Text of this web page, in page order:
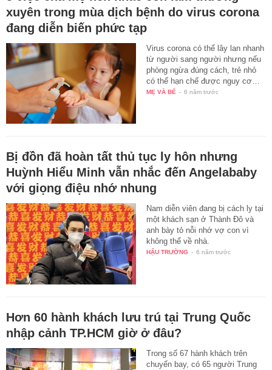
xuyên trong mùa dịch bệnh do virus corona
đang diễn biến phức tạp
Virus corona có thể lây lan nhanh
từ người sang người nhưng nếu
phòng ngừa đúng cách, trẻ nhỏ
có thể hạn chế được nguy cơ…
MẸ VÀ BÉ - 6 năm trước
Bị đồn đã hoàn tất thủ tục ly hôn nhưng
Huỳnh Hiểu Minh vẫn nhắc đến Angelababy
với giọng điệu nhớ nhung
Nam diễn viên đang bị cách ly tại
một khách sạn ở Thành Đô và
anh bày tỏ nỗi nhớ vợ con vì
không thể về nhà.
HẬU TRƯỜNG - 6 năm trước
Hơn 60 hành khách lưu trú tại Trung Quốc
nhập cảnh TP.HCM giờ ở đâu?
Trong số 67 hành khách trên
chuyến bay, có 65 người Trung